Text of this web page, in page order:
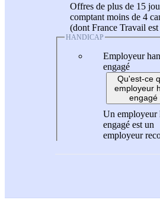
Offres de plus de 15
comptant moins de 4
(dont France Travail
HANDICAP
Employeur
engagé
Qu'est-ce
employeur
engagé
Un employeur
engagé est un
employeur